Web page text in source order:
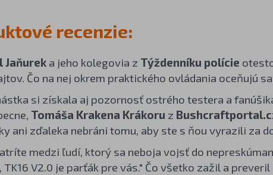
recenzie:
Jaňureka jeho kolegovia z Týždenníku polície
Čo na nej okrem praktického ovládania oceňujú
si získala aj pozornosť ostrého testera a
Tomáša Krakena Krákoru z
ani zďaleka nebráni tomu, aby ste s ňou vyrazili za
medzi ľudí, ktorý sa neboja vojsť do
TK16 V2.0 je parťák pre vás." Čo všetko zažil a